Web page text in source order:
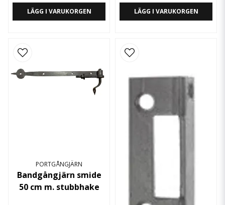
LÄGG I VARUKORGEN LÄGG I VARUKORGEN
PORTGÅNGJÄRN
Bandgångjärn smide
50 cm m. stubbhake